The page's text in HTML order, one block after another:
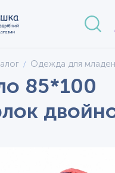
Одежда для
85*100